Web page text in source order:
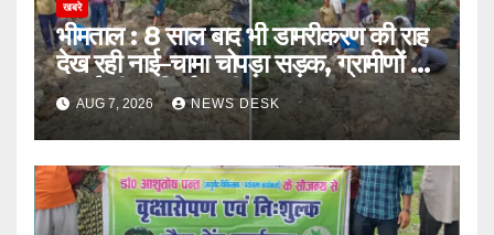
खबरे
भीमताल : 8 साल बाद भी डामरीकरण की राह
देख रही नाई–चामा चोपड़ा सड़क, ग्रामीणों ने
उठाई शीघ्र निर्माण की मांग
AUG 7, 2026 NEWS DESK